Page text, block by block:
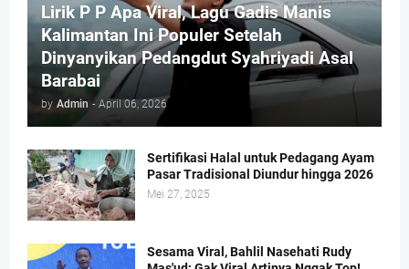
Lirik P P Apa Viral, Lagu Gadis Manis
Kalimantan Ini Populer Setelah
Dinyanyikan Pedangdut Syahriyadi Asal
Barabai
by Admin - April 06, 2026
Sertifikasi Halal untuk Pedagang Ayam
Pasar Tradisional Diundur hingga 2026
Mei 27, 2025
Sesama Viral, Bahlil Nasehati Rudy